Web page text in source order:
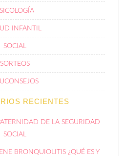
INFANTIL
SOCIAL
SORTEOS
RECIENTES
DE LA SEGURIDAD
SOCIAL
BRONQUIOLITIS ¿QUÉ ES Y